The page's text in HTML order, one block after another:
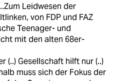
Leidwesen der
von FDP und FAZ
Teenager- und
mit den alten 68er-
(..) Gesellschaft hilft nur (..)
muss sich der Fokus der